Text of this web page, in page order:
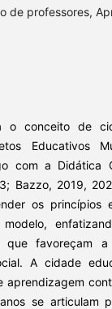
de professores,
o conceito de
Educativos
com a Didática
Bazzo, 2019,
os princípios
modelo,
que favoreçam
A cidade
aprendizagem
se articulam